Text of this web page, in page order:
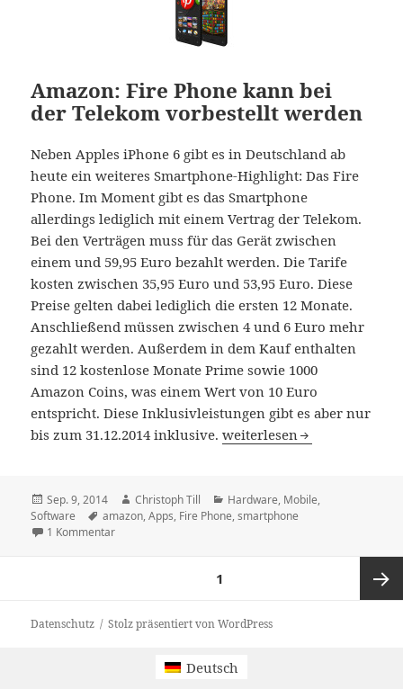
Amazon: Fire Phone kann bei
der Telekom vorbestellt werden
Neben Apples iPhone 6 gibt es in Deutschland ab
heute ein weiteres Smartphone-Highlight: Das Fire
Phone. Im Moment gibt es das Smartphone
allerdings lediglich mit einem Vertrag der Telekom.
Bei den Verträgen muss für das Gerät zwischen
einem und 59,95 Euro bezahlt werden. Die Tarife
kosten zwischen 35,95 Euro und 53,95 Euro. Diese
Preise gelten dabei lediglich die ersten 12 Monate.
Anschließend müssen zwischen 4 und 6 Euro mehr
gezahlt werden. Außerdem in dem Kauf enthalten
sind 12 kostenlose Monate Prime sowie 1000
Amazon Coins, was einem Wert von 10 Euro
entspricht. Diese Inklusivleistungen gibt es aber nur
bis zum 31.12.2014 inklusive.Amazon: Fire Phone kann
weiterlesen
Veröffentlicht
am
Sep. 9, 2014 Autor
Christoph Till Kategorien
Hardware, Mobile,
Software
Schlagwörter
amazon,Apps, Fire Phone,smartphone
1 Kommentarzu Amazon: Fire Phone kann bei der Telekom vorbestellt
1
Datenschutz Stolz präsentiert von WordPress
Deutsch